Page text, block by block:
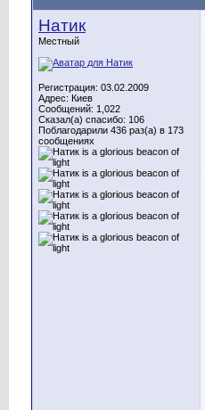
Натик
Местный
Регистрация: 03.02.2009
Адрес: Киев
Сообщений: 1,022
Сказал(а) спасибо: 106
Поблагодарили 436 раз(а) в 173
сообщениях